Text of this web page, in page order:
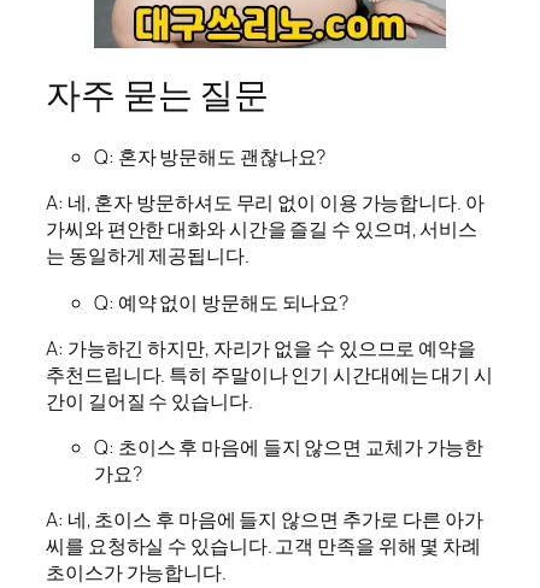
자주 묻는 질문
Q: 혼자 방문해도 괜찮나요?
A: 네, 혼자 방문하셔도 무리 없이 이용 가능합니다. 아
가씨와 편안한 대화와 시간을 즐길 수 있으며, 서비스
는 동일하게 제공됩니다.
Q: 예약 없이 방문해도 되나요?
A: 가능하긴 하지만, 자리가 없을 수 있으므로 예약을
추천드립니다. 특히 주말이나 인기 시간대에는 대기 시
간이 길어질 수 있습니다.
Q: 초이스 후 마음에 들지 않으면 교체가 가능한
가요?
A: 네, 초이스 후 마음에 들지 않으면 추가로 다른 아가
씨를 요청하실 수 있습니다. 고객 만족을 위해 몇 차례
초이스가 가능합니다.